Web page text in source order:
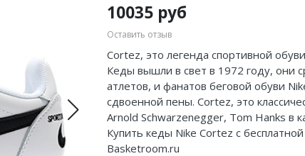
10035 руб
Оставить отзыв
Cortez, это легенда спортивной
Кеды вышли в свет в 1972 году, они
атлетов, и фанатов беговой обуви
сдвоенной пены. Cortez, это
Arnold Schwarzenegger, Tom Hanks в
Купить кеды Nike Cortez с
Basketroom.ru